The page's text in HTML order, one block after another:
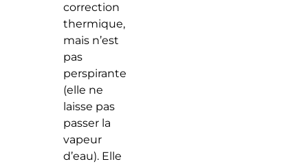
correction
thermique,
mais n’est
pas
perspirante
(elle ne
laisse pas
passer la
vapeur
d’eau). Elle